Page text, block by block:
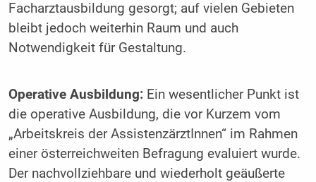
Facharztausbildung gesorgt; auf vielen Gebieten
bleibt jedoch weiterhin Raum und auch
Notwendigkeit für Gestaltung.
Operative Ausbildung:Ein wesentlicher Punkt ist
die operative Ausbildung, die vor Kurzem vom
„Arbeitskreis der AssistenzärztInnen“ im Rahmen
einer österreichweiten Befragung evaluiert wurde.
Der nachvollziehbare und wiederholt geäußerte